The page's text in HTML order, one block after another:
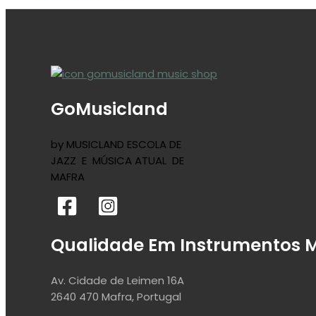
GoMusicland
by MUSICLAND ESCOLA DE
JAZZ E MÚSICA ATUAL DE
MAFRA
Qualidade Em Instrumentos
Av. Cidade de Leimen 16A
2640 470 Mafra, Portugal